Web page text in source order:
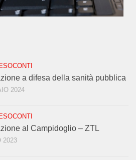
a difesa della sanità pubblica
2024
al Campidoglio – ZTL
2023